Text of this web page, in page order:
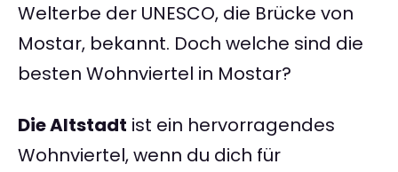
Welterbe der UNESCO, die Brücke von
Mostar, bekannt. Doch welche sind die
besten Wohnviertel in Mostar?
Die Altstadt ist ein hervorragendes
Wohnviertel, wenn du dich für